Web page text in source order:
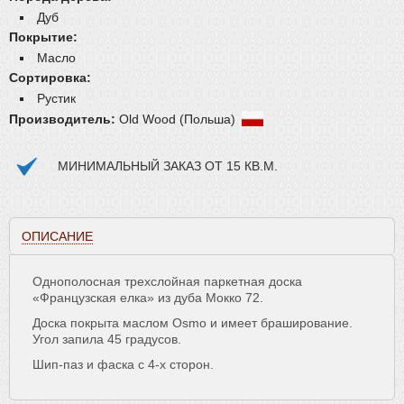
Плинтус
Паркетная химия
Масла и краски
Инструмент и расходные материалы
Дуб
Покрытие:
Масло
Сортировка:
Рустик
Производитель: Old Wood (Польша)
МИНИМАЛЬНЫЙ ЗАКАЗ ОТ 15 КВ.М.
ОПИСАНИЕ
Однополосная трехслойная паркетная доска
«Французская елка» из дуба Мокко 72.
Доска покрыта маслом Osmo и имеет браширование.
Угол запила 45 градусов.
Шип-паз и фаска с 4-х сторон.